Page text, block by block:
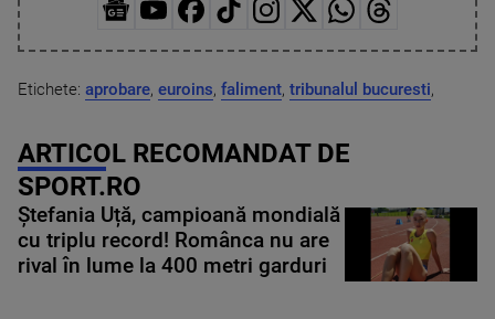
Etichete: aprobare, euroins, faliment, tribunalul bucuresti,
ARTICOL RECOMANDAT DE
SPORT.RO
Ștefania Uță, campioană mondială
cu triplu record! Românca nu are
rival în lume la 400 metri garduri